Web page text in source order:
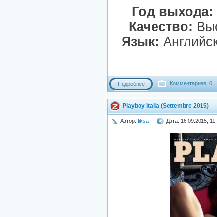
Год выхода:
Качество:
Язык:
Подробнее Комментариев: 0
Playboy Italia (Settembre 2015)
Автор: fiksa Дата: 16.09.2015,